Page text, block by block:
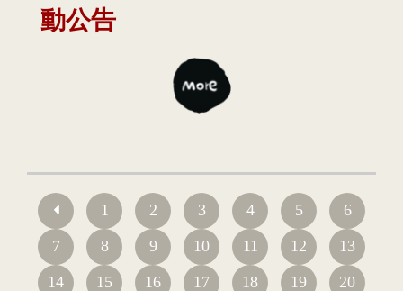
動公告
1 2 3 4 5
6
7
8 9 10 11 12
13
14
15 16 17 18 19
20